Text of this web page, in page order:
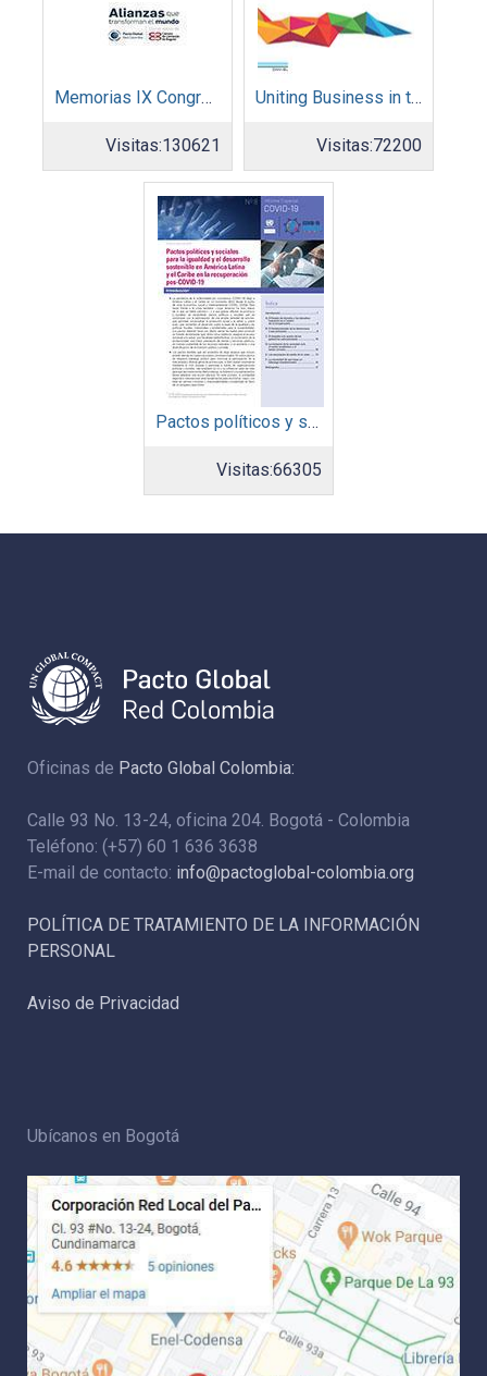
Memorias IX Congreso Pacto Global 2019
Visitas:130621
Uniting Business in the Decade of Action
Visitas:72200
Pactos políticos y sociales para la igualdad y el desarrollo sostenible en América Latina y el Caribe en la recuperación pos COVID-19
Visitas:66305
Oficinas de Pacto Global Colombia:
Calle 93 No. 13-24, oficina 204. Bogotá - Colombia
Teléfono: (+57) 60 1 636 3638
E-mail de contacto: info@pactoglobal-colombia.org
POLÍTICA DE TRATAMIENTO DE LA INFORMACIÓN
PERSONAL
Aviso de Privacidad
Ubícanos en Bogotá